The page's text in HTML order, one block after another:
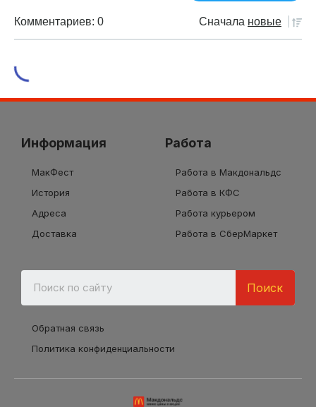
Комментариев: 0 Сначала новые
Информация
МакФест
История
Адреса
Доставка
Работа
Работа в Макдональдс
Работа в КФС
Работа курьером
Работа в СберМаркет
Поиск
Обратная связь
Политика конфиденциальности